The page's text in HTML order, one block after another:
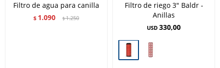
Filtro de agua para canilla
$ 1.090 $1.250
Filtro de riego 3" Baldr -
Anillas
USD 330,00